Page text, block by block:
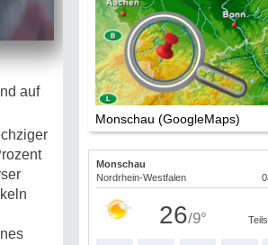
auf
Monschau (GoogleMaps)